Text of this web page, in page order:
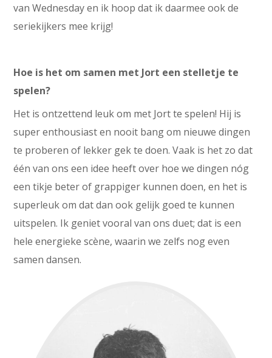
van Wednesday en ik hoop dat ik daarmee ook de
seriekijkers mee krijg!
Hoe is het om samen met Jort een stelletje te
spelen?
Het is ontzettend leuk om met Jort te spelen! Hij is
super enthousiast en nooit bang om nieuwe dingen
te proberen of lekker gek te doen. Vaak is het zo dat
één van ons een idee heeft over hoe we dingen nóg
een tikje beter of grappiger kunnen doen, en het is
superleuk om dat dan ook gelijk goed te kunnen
uitspelen. Ik geniet vooral van ons duet; dat is een
hele energieke scène, waarin we zelfs nog even
samen dansen.